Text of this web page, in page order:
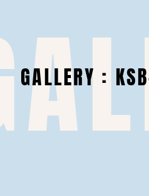
GALLERY :